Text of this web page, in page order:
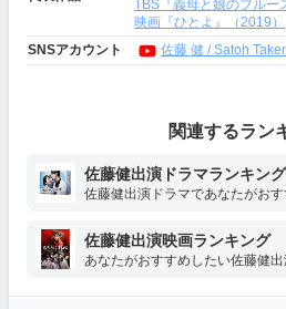
TBS『義母と娘のブルー
映画『ひとよ』（2019）
SNSアカウント
佐藤 健 / Satoh
関連するラン
佐藤健出演ドラマランキング
佐藤健出演ドラマであなたがお
佐藤健出演映画ランキング
あなたがおすすめしたい佐藤健